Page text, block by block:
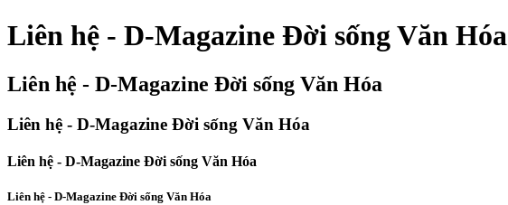
Liên hệ - D-Magazine Đời sống Văn Hóa
Liên hệ - D-Magazine Đời sống Văn Hóa
Liên hệ - D-Magazine Đời sống Văn Hóa
Liên hệ - D-Magazine Đời sống Văn Hóa
Liên hệ - D-Magazine Đời sống Văn Hóa